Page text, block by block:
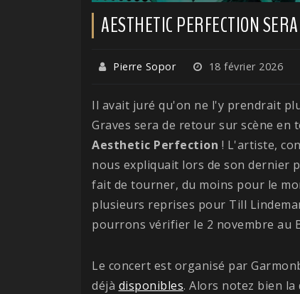
AESTHETIC PERFECTION
Pierre Sopor 18 février 2026
Il avait juré qu'on ne l'y prendrait
Graves sera de retour sur scène
Aesthetic Perfection ! L'artiste,
nous expliquait lors de son dernier
fait de tourner, du moins pour le
plusieurs reprises pour Till
pourrons vérifier le 2 novembre au
Le concert est organisé par
déjà disponibles. Alors notez bien